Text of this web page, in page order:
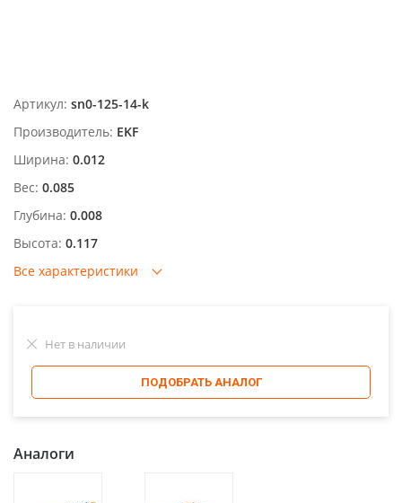
Артикул: sn0-125-14-k
Производитель: EKF
Ширина: 0.012
Вес: 0.085
Глубина: 0.008
Высота: 0.117
Все характеристики
Нет в наличии
ПОДОБРАТЬ АНАЛОГ
Аналоги